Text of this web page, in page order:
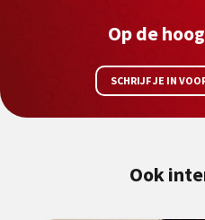
Op de
SCHRIJF JE IN
Ook